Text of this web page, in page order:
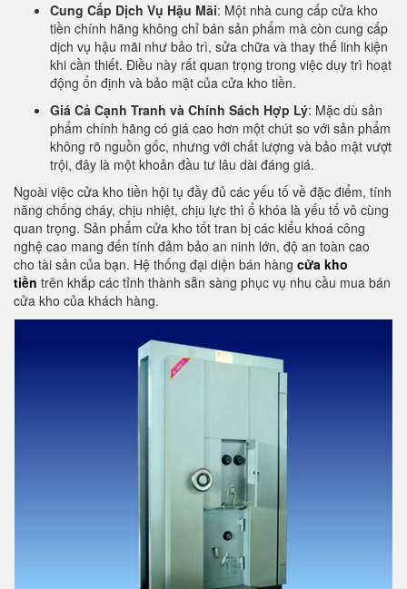
Cung Cấp Dịch Vụ Hậu Mãi: Một nhà cung cấp cửa kho
tiền chính hãng không chỉ bán sản phẩm mà còn cung cấp
dịch vụ hậu mãi như bảo trì, sửa chữa và thay thế linh kiện
khi cần thiết. Điều này rất quan trọng trong việc duy trì hoạt
động ổn định và bảo mật của cửa kho tiền.
Giá Cả Cạnh Tranh và Chính Sách Hợp Lý: Mặc dù sản
phẩm chính hãng có giá cao hơn một chút so với sản phẩm
không rõ nguồn gốc, nhưng với chất lượng và bảo mật vượt
trội, đây là một khoản đầu tư lâu dài đáng giá.
Ngoài việc cửa kho tiền hội tụ đầy đủ các yếu tố về đặc điểm, tính
năng chống cháy, chịu nhiệt, chịu lực thì ổ khóa là yếu tố vô cùng
quan trọng. Sản phẩm cửa kho tốt tran bị các kiểu khoá công
nghệ cao mang đến tính đảm bảo an ninh lớn, độ an toàn cao
cho tài sản của bạn. Hệ thống đại diện bán hàng cửa kho
tiền trên khắp các tỉnh thành sẵn sàng phục vụ nhu cầu mua bán
cửa kho của khách hàng.